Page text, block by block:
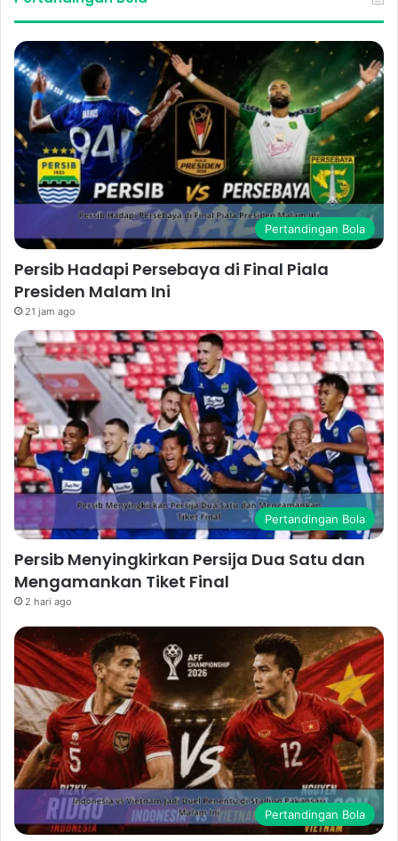
Pertandingan Bola
Persib Hadapi Persebaya di Final Piala
Presiden Malam Ini
21 jam ago
Pertandingan Bola
Persib Menyingkirkan Persija Dua Satu dan
Mengamankan Tiket Final
2 hari ago
Pertandingan Bola